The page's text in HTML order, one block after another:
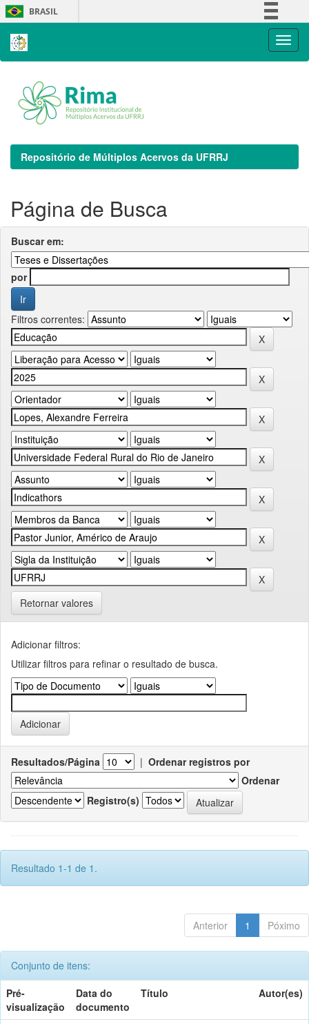
Skip
navigation
BRASIL
Repositório de Múltiplos Acervos da UFRRJ
Página de Busca
Buscar em:
por
Filtros correntes:
Retornar valores
Adicionar filtros:
Utilizar filtros para refinar o resultado de busca.
Resultados/Página | Ordenar registros por
Ordenar
Registro(s)
Resultado 1-1 de 1.
Anterior 1 Póximo
Conjunto de itens:
Pré-
visualização
Data do
documento
Título Autor(es)